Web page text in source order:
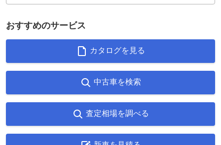
おすすめのサービス
カタログを見る
中古車を検索
査定相場を調べる